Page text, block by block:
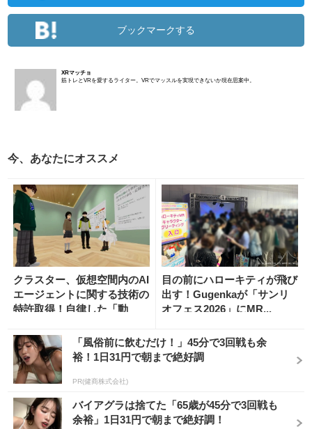
ブックマークする
XRマッチョ
筋トレとVRを愛するライター。VRでマッスルを実現できないか現在思案中。
今、あなたにオススメ
クラスター、仮想空間内のAI
エージェントに関する技術の
特許取得！自律した「動
目の前にハローキティが飛び
出す！Gugenkaが「サンリ
オフェス2026」にMR...
「風俗前に飲むだけ！」45分で3回戦も余
裕！1日31円で朝まで絶好調
PR(健商株式会社)
バイアグラは捨てた「65歳が45分で3回戦も
余裕」1日31円で朝まで絶好調！